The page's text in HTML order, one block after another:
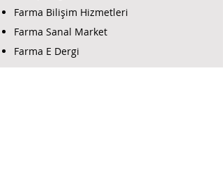
Farma Bilişim Hizmetleri
Farma Sanal Market
Farma E Dergi